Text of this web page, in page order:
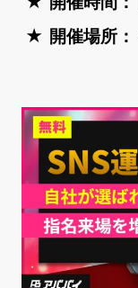
開催場所：